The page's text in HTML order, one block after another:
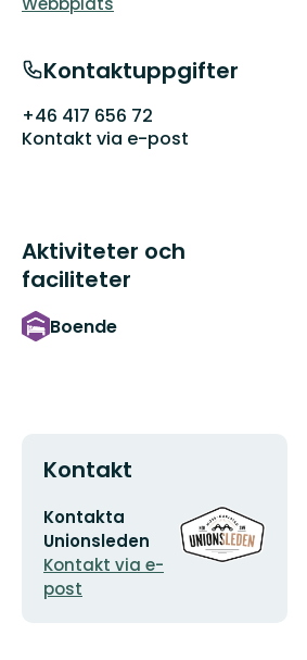
Kontaktuppgifter
+46 417 656 72
Kontakt via e-post
Aktiviteter och
faciliteter
Boende
Kontakt
E-
postadress
Kontakta
Unionsleden
Kontakt via e-
post
Organisationens
logotyp